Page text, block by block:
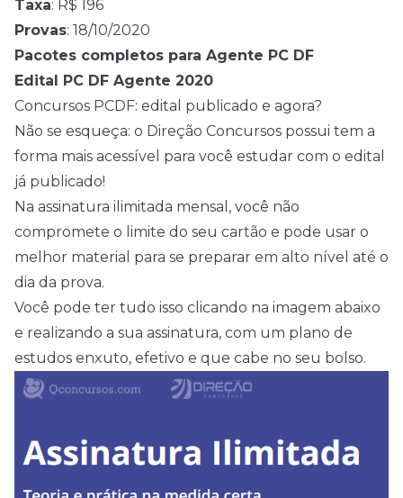
Taxa: R$ 196
Provas: 18/10/2020
Pacotes completos para Agente PC DF
Edital PC DF Agente 2020
Concursos PCDF: edital publicado e agora?
Não se esqueça: o Direção Concursos possui tem a
forma mais acessível para você estudar com o edital
já publicado!
Na assinatura ilimitada mensal, você não
compromete o limite do seu cartão e pode usar o
melhor material para se preparar em alto nível até o
dia da prova.
Você pode ter tudo isso clicando na imagem abaixo
e realizando a sua assinatura, com um plano de
estudos enxuto, efetivo e que cabe no seu bolso.